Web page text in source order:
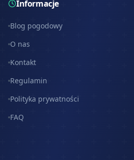
Informacje
Blog pogodowy
O nas
Kontakt
Regulamin
Polityka prywatności
FAQ